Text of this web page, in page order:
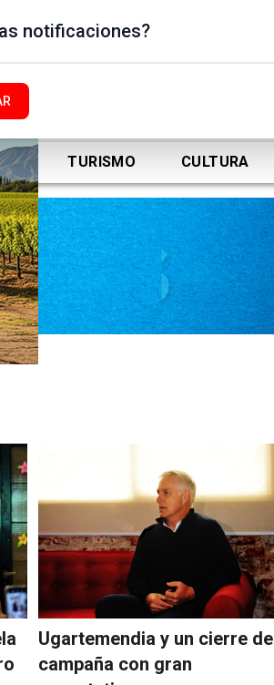
TURISMO CULTURA
Ugartemendia y un cierre de
campaña con gran
notificaciones?